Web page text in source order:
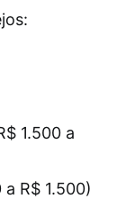
1.500 a
R$ 1.500)